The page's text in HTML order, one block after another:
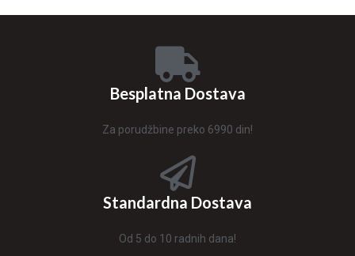
Besplatna Dostava
Za porudžbine preko 6990 din!
Standardna Dostava
Od 5 do 10 radnih dana!